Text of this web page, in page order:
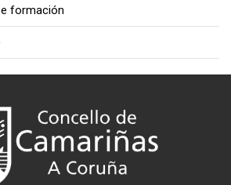
formación